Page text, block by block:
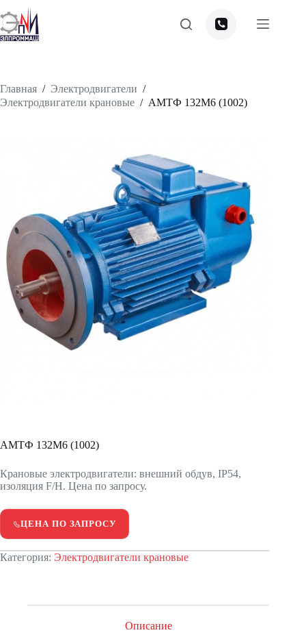
Перейти
к
сути
Главная / Электродвигатели /
Электродвигатели крановые / АМТФ 132М6 (1002)
АМТФ 132М6 (1002)
Крановые электродвигатели: внешний обдув, IP54,
изоляция F/H. Цена по запросу.
ЦЕНА ПО ЗАПРОСУ
Категория: Электродвигатели крановые
Описание